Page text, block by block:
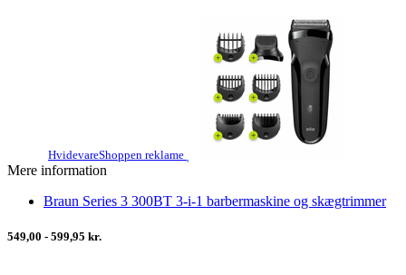
HvidevareShoppen reklame
Mere information
Braun Series 3 300BT 3-i-1 barbermaskine og skægtrimmer
549,00 - 599,95 kr.